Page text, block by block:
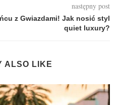
następny post
z Gwiazdami! Jak nosić styl
quiet luxury?
ALSO LIKE